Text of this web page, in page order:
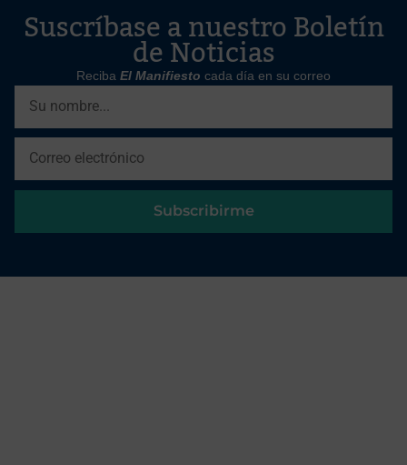
Suscríbase a nuestro Boletín
de Noticias
Reciba El Manifiesto cada día en su correo
Subscribirme